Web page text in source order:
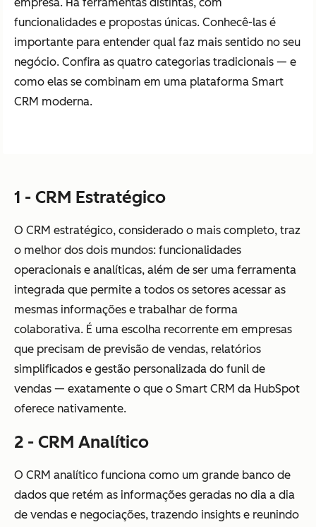
funcionalidades e propostas únicas. Conhecê-las é
importante para entender qual faz mais sentido no seu
negócio. Confira as quatro categorias tradicionais — e
como elas se combinam em uma plataforma Smart
CRM moderna.
1 - CRM Estratégico
O CRM estratégico, considerado o mais completo, traz
o melhor dos dois mundos: funcionalidades
operacionais e analíticas, além de ser uma ferramenta
integrada que permite a todos os setores acessar as
mesmas informações e trabalhar de forma
colaborativa. É uma escolha recorrente em empresas
que precisam de previsão de vendas, relatórios
simplificados e gestão personalizada do funil de
vendas — exatamente o que o Smart CRM da HubSpot
oferece nativamente.
2 - CRM Analítico
O CRM analítico funciona como um grande banco de
dados que retém as informações geradas no dia a dia
de vendas e negociações, trazendo insights e reunindo